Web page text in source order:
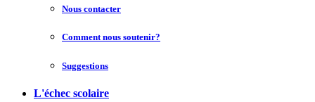
Nous contacter
Comment nous soutenir?
Suggestions
L'échec scolaire